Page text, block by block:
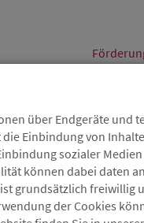
über Endgeräte und
Einbindung von
sozialer
können dabei daten
grundsätzlich freiwillig
der Cookies